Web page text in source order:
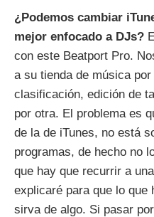
¿Podemos cambiar
mejor enfocado a DJs?
con este Beatport Pro.
a su tienda de música
clasificación, edición de
por otra. El problema es
de la de iTunes, no está
programas, de hecho no
que hay que recurrir a
explicaré para que lo que
sirva de algo. Si pasar